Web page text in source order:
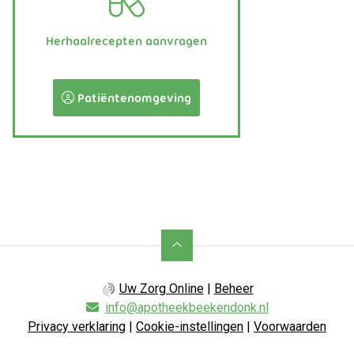
Herhaalrecepten aanvragen
Patiëntenomgeving
Uw Zorg Online|
Beheer
info@apotheekbeekendonk.nl
Privacy verklaring
Cookie-instellingen Voorwaarden